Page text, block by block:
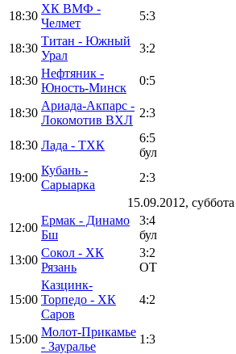
18:30
ХК ВМФ -
Челмет
5:3
18:30
Титан - Южный
Урал
3:2
18:30
Нефтяник -
Юность-Минск
0:5
18:30
Ариада-Акпарс -
Локомотив ВХЛ
2:3
18:30 Лада - ТХК
6:5
бул
19:00
Кубань -
Сарыарка
2:3
15.09.2012, суббота
12:00
Ермак - Динамо
Бш
3:4
бул
13:00
Сокол - ХК
Рязань
3:2
ОТ
15:00
Казцинк-
Торпедо - ХК
Саров
4:2
15:00
Молот-Прикамье
- Зауралье
1:3